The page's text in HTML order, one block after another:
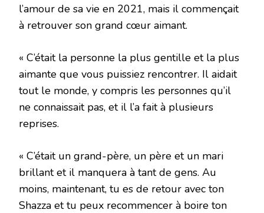
l’amour de sa vie en 2021, mais il commençait
à retrouver son grand cœur aimant.
« C’était la personne la plus gentille et la plus
aimante que vous puissiez rencontrer. Il aidait
tout le monde, y compris les personnes qu’il
ne connaissait pas, et il l’a fait à plusieurs
reprises.
« C’était un grand-père, un père et un mari
brillant et il manquera à tant de gens. Au
moins, maintenant, tu es de retour avec ton
Shazza et tu peux recommencer à boire ton